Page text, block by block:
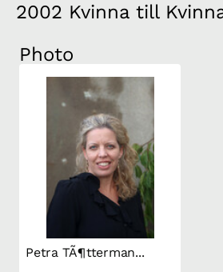
2002 Kvinna till
Photo
Petra TÃ¶tterman...